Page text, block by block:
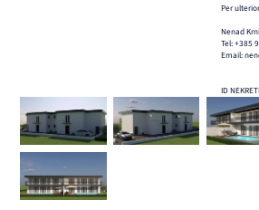
Per
Nenad
Tel: +385
Email:
ID